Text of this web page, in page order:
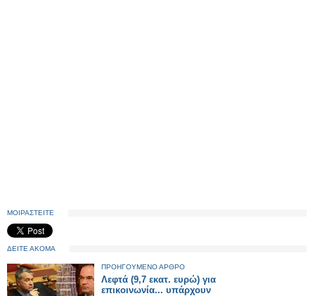
ΜΟΙΡΑΣΤΕΙΤΕ
ΔΕΙΤΕ ΑΚΟΜΑ
ΠΡΟΗΓΟΥΜΕΝΟ ΑΡΘΡΟ
Λεφτά (9,7 εκατ. ευρώ) για
επικοινωνία... υπάρχουν